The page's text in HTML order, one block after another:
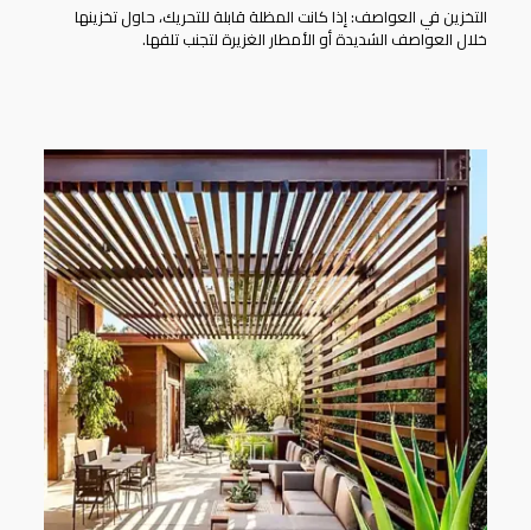
التخزين في العواصف: إذا كانت المظلة قابلة للتحريك، حاول تخزينها
خلال العواصف الشديدة أو الأمطار الغزيرة لتجنب تلفها.